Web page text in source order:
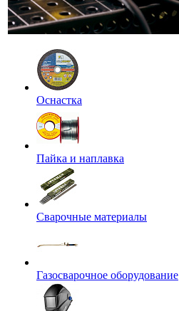
Оснастка
Пайка и наплавка
Сварочные материалы
Газосварочное оборудование